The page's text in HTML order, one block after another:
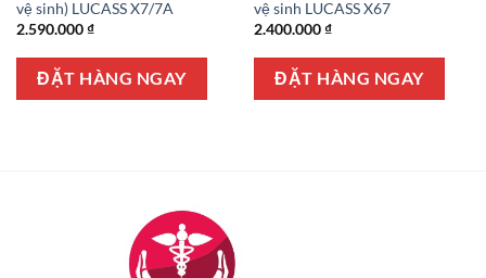
vệ sinh) LUCASS X7/7A
2.590.000₫
ĐẶT HÀNG NGAY
vệ sinh LUCASS X67
2.400.000₫
ĐẶT HÀNG NGAY